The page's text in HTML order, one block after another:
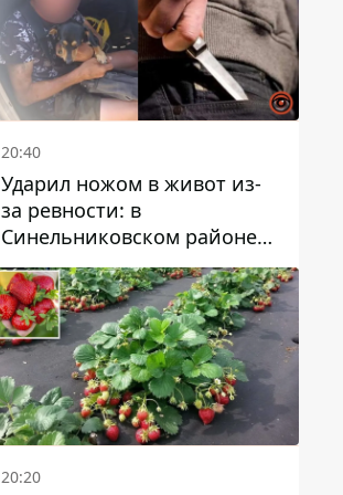
20:40
Ударил ножом в живот из-
за ревности: в
Синельниковском районе
задержали 49-летнего
мужчину за убийство
20:20